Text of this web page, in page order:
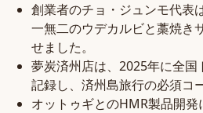
創業者のチョ・ジュンモ代表
一無二のウデカルビと藁焼き
せました。
夢炭済州店は、2025年に全
記録し、済州島旅行の必須コ
オットゥギとのHMR製品開